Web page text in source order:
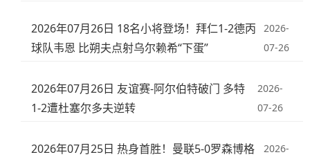
2026年07月26日 18名小将登场！拜仁1-2德丙
球队韦恩 比朔夫点射乌尔赖希“下蛋”
2026-
07-26
2026年07月26日 友谊赛-阿尔伯特破门 多特
1-2遭杜塞尔多夫逆转
2026-
07-26
2026年07月25日 热身首胜！曼联5-0罗森博格
2026-